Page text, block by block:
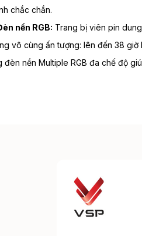
chắc chắn.
nền RGB: Trang bị viên pin
vô cùng ấn tượng: lên đến 38 giờ
đèn nền Multiple RGB đa chế độ